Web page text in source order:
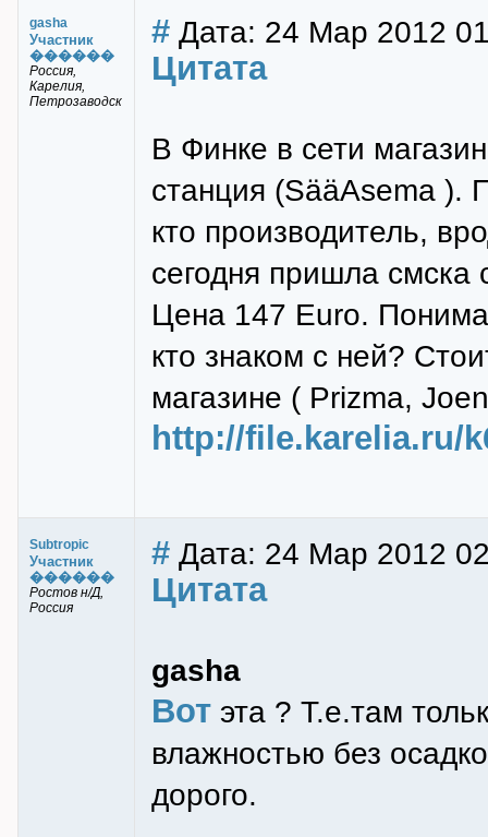
gasha
Участник
������
Россия,
Карелия,
Петрозаводск
# Дата: 24 Мар 2012
Цитата
В Финке в сети
станция (SääAsema ).
кто производитель,
сегодня пришла смска
Цена 147 Euro.
кто знаком с ней?
магазине ( Prizma,
http://file.karelia.ru/
Subtropic
Участник
������
Ростов н/Д,
Россия
# Дата: 24 Мар 2012
Цитата
gasha
Вот эта ? Т.е.там
влажностью без
дорого.